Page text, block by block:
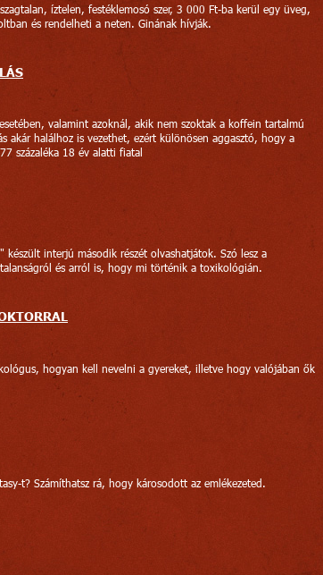
íztelen, festéklemosó szer, 3 000 Ft-ba kerül egy üveg,
és rendelheti a neten. Ginának hívják.
valamint azoknál, akik nem szoktak a koffein tartalmú
akár halálhoz is vezethet, ezért különösen aggasztó, hogy a
százaléka 18 év alatti fiatal
interjú második részét olvashatjátok. Szó lesz a
és arról is, hogy mi történik a toxikológián.
hogyan kell nevelni a gyereket, illetve hogy valójában ők
t? Számíthatsz rá, hogy károsodott az emlékezeted.